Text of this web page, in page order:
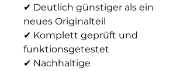
✔ Deutlich günstiger als ein
neues Originalteil
✔ Komplett geprüft und
funktionsgetestet
✔ Nachhaltige